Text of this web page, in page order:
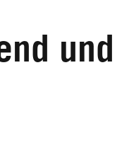
und